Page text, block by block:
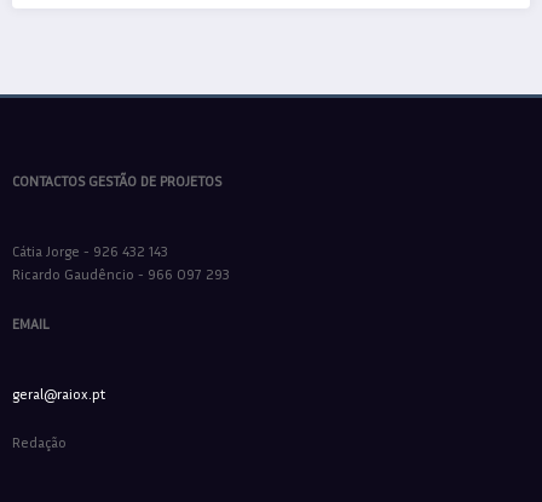
CONTACTOS GESTÃO DE PROJETOS
Cátia Jorge - 926 432 143
Ricardo Gaudêncio - 966 097 293
EMAIL
geral@raiox.pt
Redação